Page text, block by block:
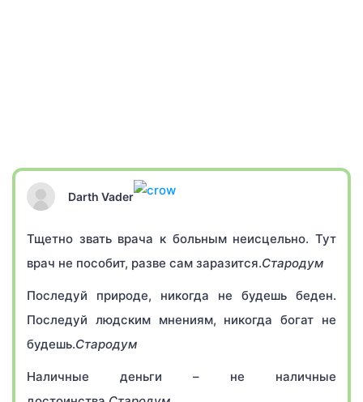
Darth Vader
Тщетно звать врача к больным неисцельно. Тут
врач не пособит, разве сам заразится.Стародум
Последуй природе, никогда не будешь беден.
Последуй людским мнениям, никогда богат не
будешь.Стародум
Наличные деньги – не наличные